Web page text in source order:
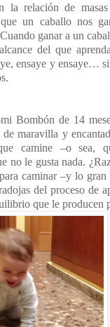
la relación de
un caballo nos
ganar a un
del que
ensaye y ensaye…
Bombón de 14
de maravilla y
camine –o sea,
no le gusta nada.
caminar –y lo
del proceso de
que le producen